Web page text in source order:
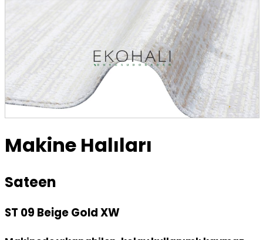
Makine Halıları
Sateen
ST 09 Beige Gold XW